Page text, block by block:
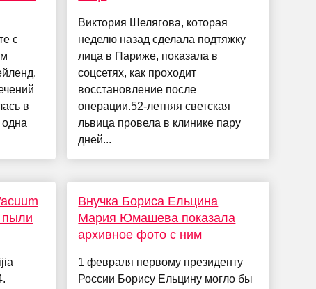
с
в
пыли
Виктория Шелягова, которая
неделю назад сделала подтяжку
лица в Париже, показала в
соцсетях, как проходит
восстановление после
операции.52-летняя светская
львица провела в клинике пару
дней...
Внучка Бориса Ельцина
Мария Юмашева показала
архивное фото с ним
1 февраля первому президенту
России Борису Ельцину могло бы